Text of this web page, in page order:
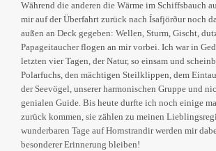
Während die anderen die Wärme im Schiffsbauch
mir auf der Überfahrt zurück nach Ísafjörður noch
außen an Deck gegeben: Wellen, Sturm, Gischt,
Papageitaucher flogen an mir vorbei. Ich war in
letzten vier Tagen, der Natur, so einsam und
Polarfuchs, den mächtigen Steilklippen, dem
der Seevögel, unserer harmonischen Gruppe und
genialen Guide. Bis heute durfte ich noch einige
zurück kommen, sie zählen zu meinen
wunderbaren Tage auf Hornstrandir werden mir
besonderer Erinnerung bleiben!